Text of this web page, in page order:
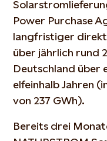
Power Purchase
langfristiger
über jährlich rund
Deutschland über
elfeinhalb Jahren
von 237 GWh).
Bereits drei